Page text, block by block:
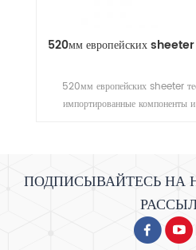
520мм европейских sheeter
520мм европейских sheeter
импортированные компоненты
ПОДПИСЫВАЙТЕСЬ